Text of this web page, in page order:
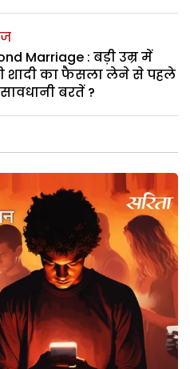
Marriage : बड़ी उम्र में
शादी का फैसला लेने से पहले
बरतें ?